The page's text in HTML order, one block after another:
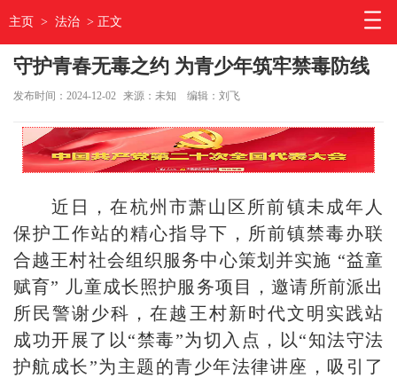
主页 > 法治 > 正文
守护青春无毒之约 为青少年筑牢禁毒防线
发布时间：2024-12-02 来源：未知 编辑：刘飞
近日，在杭州市萧山区所前镇未成年人
保护工作站的精心指导下，所前镇禁毒办联
合越王村社会组织服务中心策划并实施 “益童
赋育” 儿童成长照护服务项目，邀请所前派出
所民警谢少科，在越王村新时代文明实践站
成功开展了以“禁毒”为切入点，以“知法守法
护航成长”为主题的青少年法律讲座，吸引了